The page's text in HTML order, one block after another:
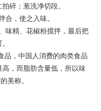
碎；葱洗净切段。
，使之入味。
精、花椒粉搅拌，最后把
品，中国人消费的肉类食品
，而脂肪含量低，所以味
美称。